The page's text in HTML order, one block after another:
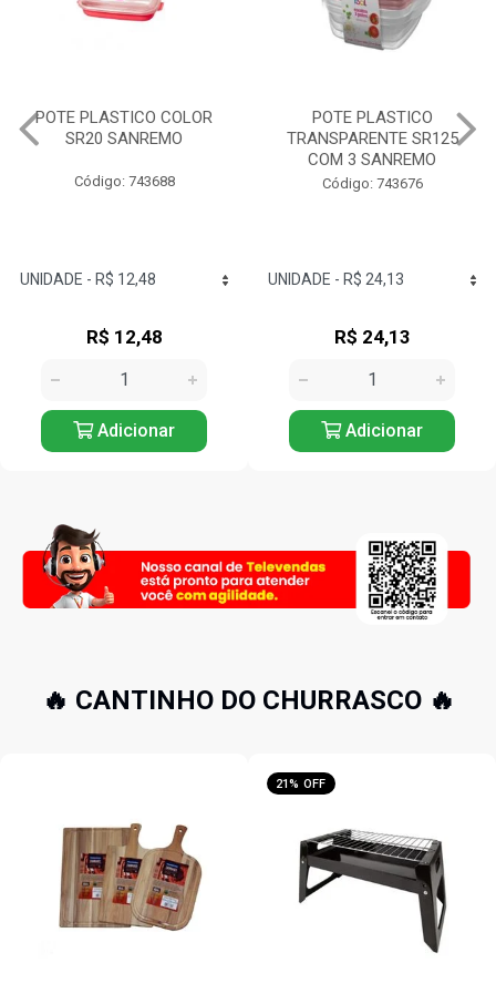
POTE PLASTICO COLOR
SR20 SANREMO
Código: 743688
R$ 12,48
Adicionar
POTE PLASTICO
TRANSPARENTE SR125
COM 3 SANREMO
Código: 743676
R$ 24,13
Adicionar
🔥 CANTINHO DO CHURRASCO 🔥
21% OFF